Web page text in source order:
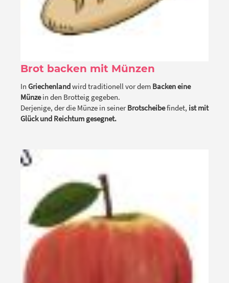
Brot backen mit Münzen
In Griechenlandwird traditionell vor dem Backen eine
Münzein den Brotteig gegeben.
Derjenige, der die Münze in seinerBrotscheibefindet, ist mit
Glück und Reichtum gesegnet.